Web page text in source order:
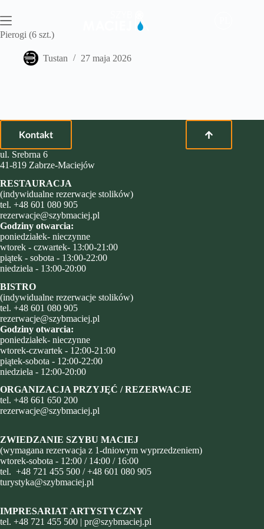
do
treści
Pierogi (6 szt.)
Tustan 27 maja 2026
Kontakt
ul. Srebrna 6
41-819 Zabrze-Maciejów
RESTAURACJA
(indywidualne rezerwacje stolików)
tel. +48 601 080 905
rezerwacje@szybmaciej.pl
Godziny otwarcia:
poniedziałek- nieczynne
wtorek - czwartek- 13:00-21:00
piątek - sobota - 13:00-22:00
niedziela - 13:00-20:00
BISTRO
(indywidualne rezerwacje stolików)
tel. +48 601 080 905
rezerwacje@szybmaciej.pl
Godziny otwarcia:
poniedziałek- nieczynne
wtorek-czwartek - 12:00-21:00
piątek-sobota - 12:00-22:00
niedziela - 12:00-20:00
ORGANIZACJA PRZYJĘĆ / REZERWACJE
tel. +48 661 650 200
rezerwacje@szybmaciej.pl
ZWIEDZANIE SZYBU MACIEJ
(wymagana rezerwacja z 1-dniowym wyprzedzeniem)
wtorek-sobota - 12:00 / 14:00 / 16:00
tel. +48 721 455 500 /+48 601 080 905
turystyka@szybmaciej.pl
IMPRESARIAT ARTYSTYCZNY
tel. +48 721 455 500 | pr@szybmaciej.pl